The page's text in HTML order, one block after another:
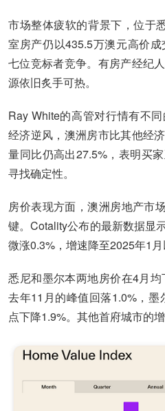
市场整体疲软的背景下，位于
室房产仍以435.5万澳元高价
七位竞标者竞争。有房产经纪
源依旧炙手可热。
Ray White的高管对行情有不
经济逆风，澳洲房市比其他经
量同比仍高出27.5%，表明买
寻找确定性。
房价表现方面，澳洲房地产市
键。Cotality公布的最新数据显
微涨0.3%，增速降至2025年1月
悉尼和墨尔本两地房价在4月
去年11月的峰值回落1.0%，
点下降1.9%。其他首府城市的